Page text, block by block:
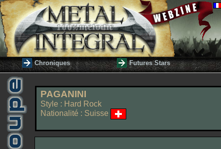
Chroniques Futures Stars
PAGANINI
Style : Hard Rock
Nationalité : Suisse